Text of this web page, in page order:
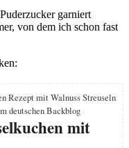
garniert
von dem ich schon fast
mit